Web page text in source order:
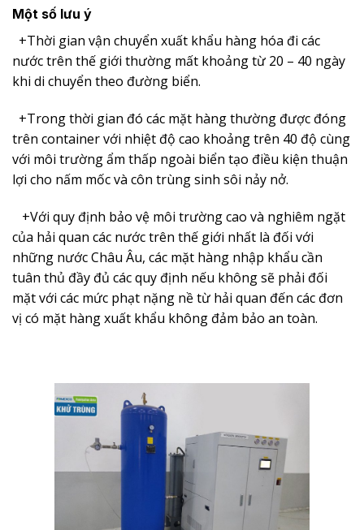
Một số lưu ý
+Thời gian vận chuyển xuất khẩu hàng hóa đi các
nước trên thế giới thường mất khoảng từ 20 – 40 ngày
khi di chuyển theo đường biển.
+Trong thời gian đó các mặt hàng thường được đóng
trên container với nhiệt độ cao khoảng trên 40 độ cùng
với môi trường ẩm thấp ngoài biển tạo điều kiện thuận
lợi cho nấm mốc và côn trùng sinh sôi nảy nở.
+Với quy định bảo vệ môi trường cao và nghiêm ngặt
của hải quan các nước trên thế giới nhất là đối với
những nước Châu Âu, các mặt hàng nhập khẩu cần
tuân thủ đầy đủ các quy định nếu không sẽ phải đối
mặt với các mức phạt nặng nề từ hải quan đến các đơn
vị có mặt hàng xuất khẩu không đảm bảo an toàn.